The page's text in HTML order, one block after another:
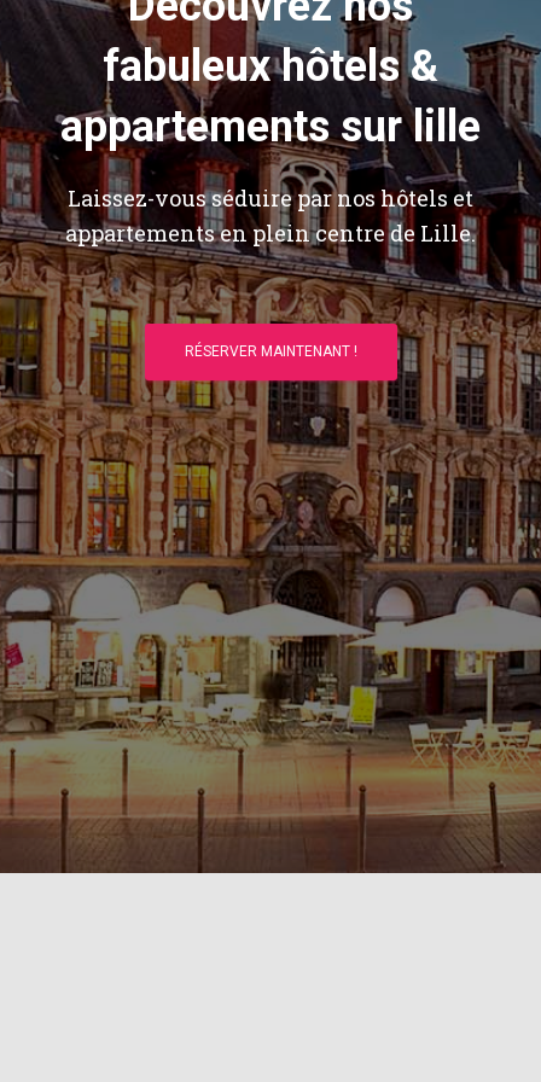
fabuleux hôtels &
appartements sur lille
Laissez-vous séduire par nos hôtels et
appartements en plein centre de Lille.
RÉSERVER MAINTENANT !